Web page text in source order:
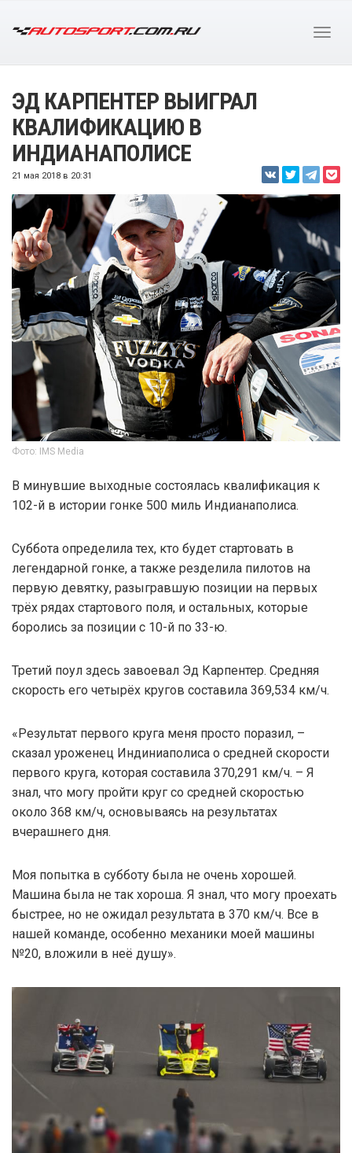
ЭД КАРПЕНТЕР ВЫИГРАЛ
КВАЛИФИКАЦИЮ В
ИНДИАНАПОЛИСЕ
21 мая 2018 в 20:31
Фото: IMS Media
В минувшие выходные состоялась квалификация к
102-й в истории гонке 500 миль Индианаполиса.
Суббота определила тех, кто будет стартовать в
легендарной гонке, а также резделила пилотов на
первую девятку, разыгравшую позиции на первых
трёх рядах стартового поля, и остальных, которые
боролись за позиции с 10-й по 33-ю.
Третий поул здесь завоевал Эд Карпентер. Средняя
скорость его четырёх кругов составила 369,534 км/ч.
«Результат первого круга меня просто поразил, –
сказал уроженец Индиниаполиса о средней скорости
первого круга, которая составила 370,291 км/ч. – Я
знал, что могу пройти круг со средней скоростью
около 368 км/ч, основываясь на результатах
вчерашнего дня.
Моя попытка в субботу была не очень хорошей.
Машина была не так хороша. Я знал, что могу проехать
быстрее, но не ожидал результата в 370 км/ч. Все в
нашей команде, особенно механики моей машины
№20, вложили в неё душу».